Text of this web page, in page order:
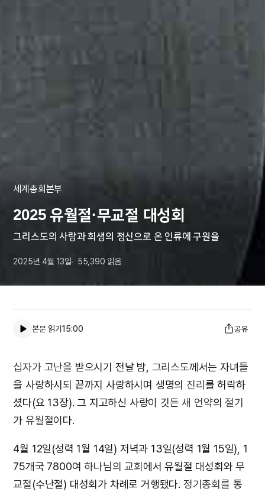
세계총회본부
2025 유월절·무교절 대성회
그리스도의 사랑과 희생의 정신으로 온 인류에 구원을
2025년 4월 13일 55,390 읽음
본문 읽기 15:00 공유
십자가 고난을 받으시기 전날 밤, 그리스도께서는 자녀들
을 사랑하시되 끝까지 사랑하시며 생명의 진리 를 허락하
셨다(요 13장). 그 지고하신 사랑이 깃든새 언약의절기
가 유월절이다.
4월 12일(성력 1월 14일) 저녁과 13일(성력 1월 15일), 1
75개국 7800여하나님의 교회 에서 유월절 대성회와무
교절(수난절) 대성회가 차례로 거행됐다. 정기총회를 통